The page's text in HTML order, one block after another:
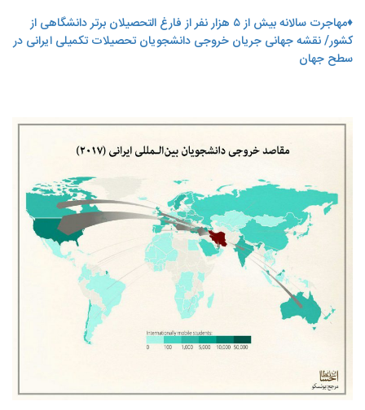
♦️مهاجرت سالانه بیش از ۵ هزار نفر از فارغ التحصیلان برتر دانشگاهی از
کشور/ نقشه جهانی جریان خروجی دانشجویان تحصیلات تکمیلی ایرانی در
سطح جهان